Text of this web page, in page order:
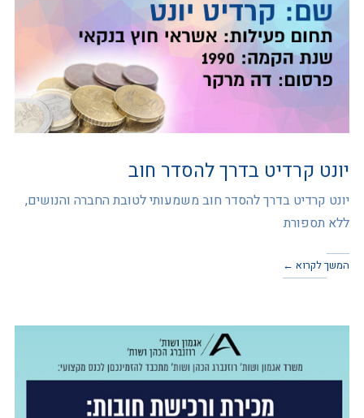
יונט קרדיט בדרך להסדר חוב
יונט קרדיט בדרך להסדר חוב משמעותי לטובת החברה והנושים,
ללא תספורת
המשך לקרוא ←